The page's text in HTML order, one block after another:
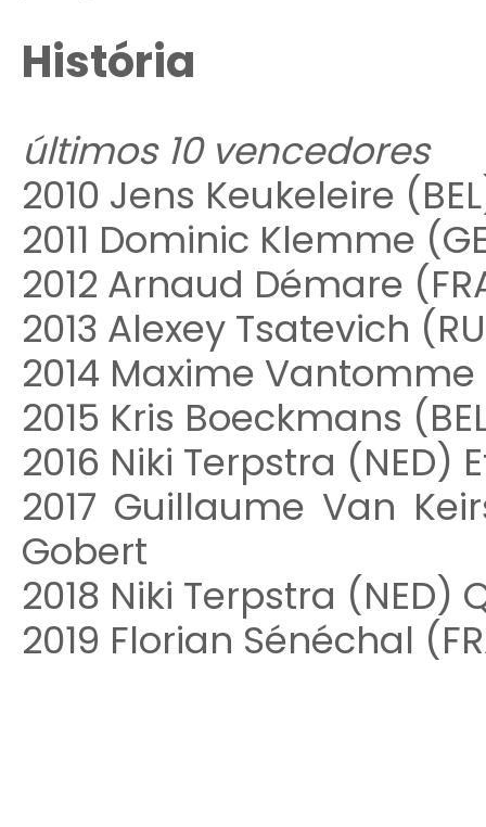
História
últimos 10 vencedores
2010 Jens Keukeleire
2011 Dominic Klemme
2012 Arnaud Démare
2013 Alexey Tsatevich
2014 Maxime
2015 Kris Boeckmans
2016 Niki Terpstra (NED)
2017 Guillaume Van
Gobert
2018 Niki Terpstra (NED)
2019 Florian Sénéchal